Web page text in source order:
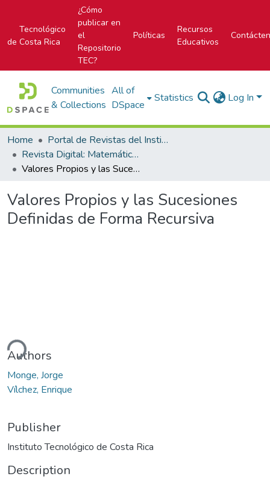
Tecnológico
de Costa Rica
¿Cómo
publicar en
el
Repositorio
TEC?
Políticas
Recursos
Educativos
Communities
& Collections
All of
DSpace
Statistics Log In
Home
Portal de Revistas del Instituto Tecnológico de Costa Rica
Revista Digital: Matemática, Educación e Internet
Valores Propios y las Sucesiones Definidas de Forma Recursiva
Valores Propios y las Sucesiones
Definidas de Forma Recursiva
Authors
Monge, Jorge
Vílchez, Enrique
Publisher
Instituto Tecnológico de Costa Rica
Description